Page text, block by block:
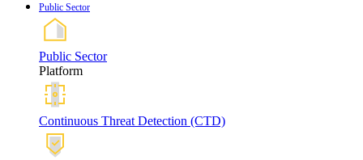
Public Sector
Public Sector
Platform
Continuous Threat Detection (CTD)